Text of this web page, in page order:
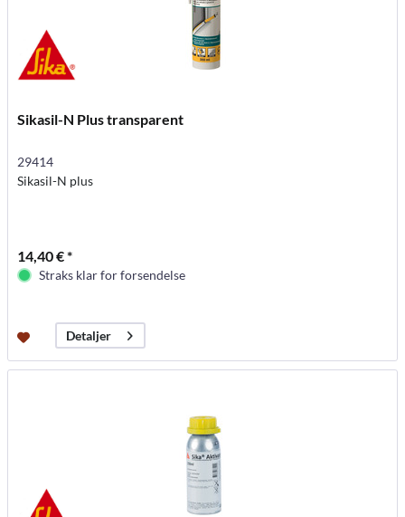
Sikasil-N Plus transparent
29414
Sikasil-N plus
14,40 € *
Straks klar for forsendelse
Detaljer